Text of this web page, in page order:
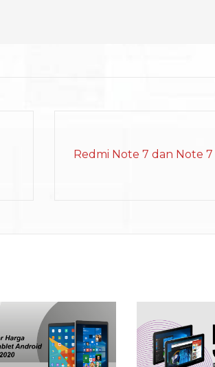
Redmi Note 7 dan Note